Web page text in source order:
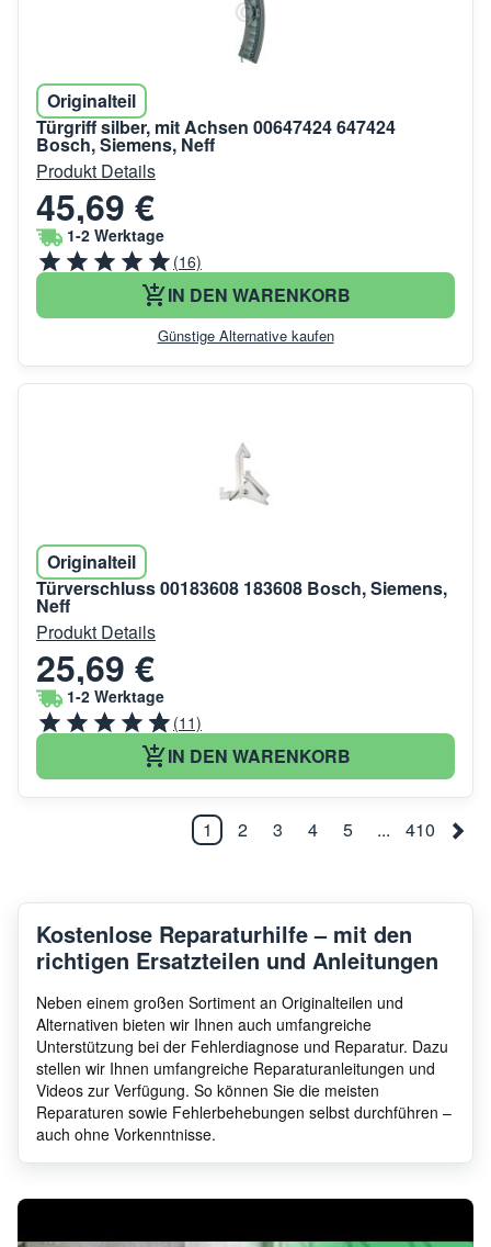
Originalteil
Türgriff silber, mit Achsen 00647424 647424
Bosch, Siemens, Neff
Produkt Details
45,69 €
1-2 Werktage
(16)
IN DEN WARENKORB
Günstige Alternative kaufen
Originalteil
Türverschluss 00183608 183608 Bosch, Siemens,
Neff
Produkt Details
25,69 €
1-2 Werktage
(11)
IN DEN WARENKORB
1 2 3 4 5 ... 410
Kostenlose Reparaturhilfe – mit den
richtigen Ersatzteilen und Anleitungen
Neben einem großen Sortiment an Originalteilen und
Alternativen bieten wir Ihnen auch umfangreiche
Unterstützung bei der Fehlerdiagnose und Reparatur. Dazu
stellen wir Ihnen umfangreiche Reparaturanleitungen und
Videos zur Verfügung. So können Sie die meisten
Reparaturen sowie Fehlerbehebungen selbst durchführen –
auch ohne Vorkenntnisse.